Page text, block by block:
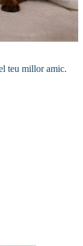
teu millor amic.